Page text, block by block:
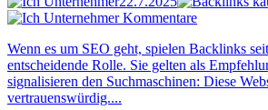
Kommentare
Wenn es um SEO geht, spielen Backlinks
entscheidende Rolle. Sie gelten als
signalisieren den Suchmaschinen: Diese
vertrauenswürdig....